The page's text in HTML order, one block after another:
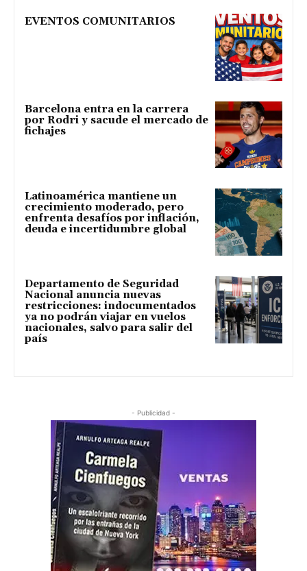
EVENTOS COMUNITARIOS
Barcelona entra en la carrera
por Rodri y sacude el mercado de
fichajes
Latinoamérica mantiene un
crecimiento moderado, pero
enfrenta desafíos por inflación,
deuda e incertidumbre global
Departamento de Seguridad
Nacional anuncia nuevas
restricciones: indocumentados
ya no podrán viajar en vuelos
nacionales, salvo para salir del
país
- Publicidad -